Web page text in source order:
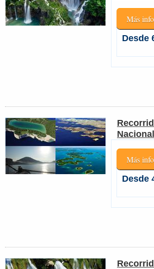
Más
Desde
Más
Desde